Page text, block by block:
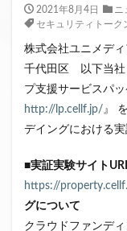
2021年8月4日
ニ
セキュリティトーク
株式会社ユニメデ
千代田区 以下当社
プ支援サービスパッ
http://lp.cellf.jp/』
デイングにおける
■実証実験サイト
https://
グについて
クラウドファンデ
デジタル証券
不動産クラウド
不動産クラウド
投資家向け
クラウドファン
システム導入
税金 eKYC